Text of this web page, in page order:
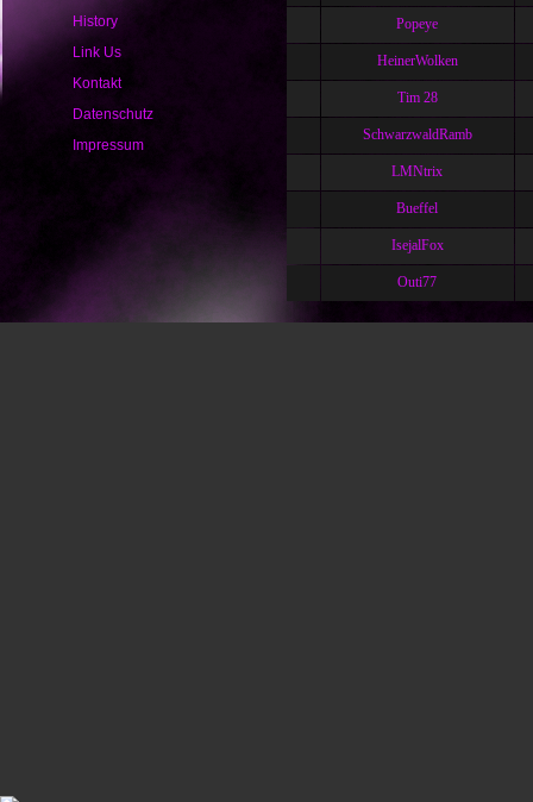
History
Link Us
Kontakt
Datenschutz
Impressum
Popeye
HeinerWolken
Tim 28
SchwarzwaldRamb
LMNtrix
Bueffel
IsejalFox
Outi77